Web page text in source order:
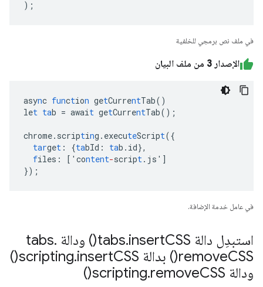
);
في ملف نص برمجي للخلفية
الإصدار 3 من ملف البيان
async function getCurrentTab()
let tab = await getCurrentTab();
chrome.scripting.executeScript({
target : {tabId : tab.id},
files : [ 'content-script.js' ]
});
في عامل خدمة الإضافة.
استبدِل دالة tabs .insertCSS( ) ودالة tabs .
removeCSS( ) بدالة scripting .insertCSS(
)
ودالة scripting
.removeCSS(
)